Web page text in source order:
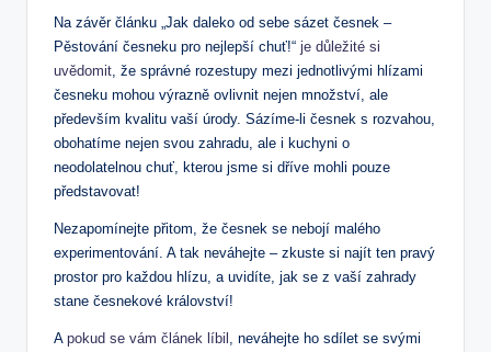
Na závěr článku „Jak daleko od sebe sázet česnek –
Pěstování česneku pro nejlepší chuť!“ je důležité si
uvědomit , že správné rozestupy mezi jednotlivými hlízami
česneku mohou výrazně ovlivnit nejen množství, ale
především kvalitu vaší úrody. Sázíme-li česnek s rozvahou,
obohatíme nejen svou zahradu, ale i kuchyni o
neodolatelnou chuť, kterou jsme si dříve mohli pouze
představovat!
Nezapomínejte přitom, že česnek se nebojí malého
experimentování. A tak neváhejte – zkuste si najít ten pravý
prostor pro každou hlízu, a uvidíte, jak se z vaší zahrady
stane česnekové království!
A pokud se vám článek líbil , neváhejte ho sdílet se svými